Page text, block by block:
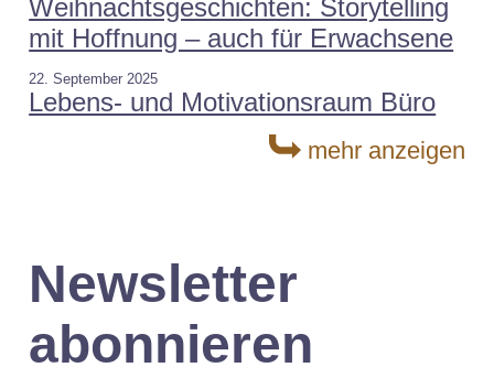
Weihnachtsgeschichten: Storytelling
mit Hoffnung – auch für Erwachsene
22. September 2025
Lebens- und Motivationsraum Büro
mehr anzeigen
Newsletter
abonnieren